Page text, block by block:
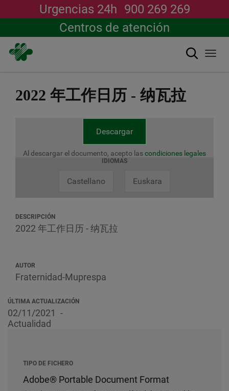
Urgencias 24h 900 269 269
Centros de atención
搜索
2022 年工作日历 - 纳瓦拉
Descargar
Al descargar el documento, acepto lascondiciones legales
IDIOMAS
Castellano Euskara
DESCRIPCIÓN
2022 年工作日历 - 纳瓦拉
AUTOR
Fraternidad-Muprespa
ÚLTIMA ACTUALIZACIÓN
02/11/2021
Actualidad
TIPO DE FICHERO
Adobe® Portable Document Format